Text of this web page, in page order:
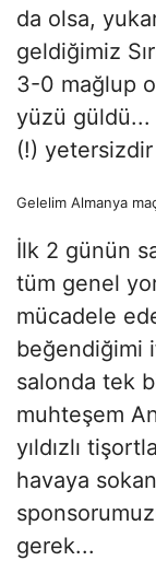
da olsa,
geldiğimiz
3-0 mağlup
yüzü
(!) yetersizdir
Gelelim Almanya
İlk 2 günün
tüm genel
mücadele
beğendiğimi
salonda tek
muhteşem
yıldızlı
havaya
gerek...